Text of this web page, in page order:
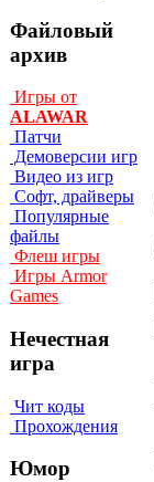
Файловый
архив
Игры от
ALAWAR
Патчи
Демоверсии игр
Видео из игр
Софт, драйверы
Популярные
файлы
Флеш игры
Игры Armor
Games
Нечестная
игра
Чит коды
Прохождения
Юмор